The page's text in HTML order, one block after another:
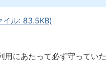
イル: 83.5KB)
用にあたって必ず守っていた